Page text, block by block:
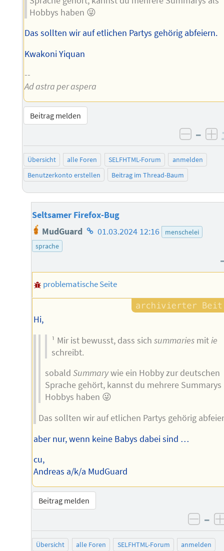
Hobbys haben 😜
Das sollten wir auf etlichen Partys gehörig abfeiern.
Kwakoni Yiquan
--
Ad astra per aspera
Beitrag melden
–
Übersicht alle Foren SELFHTML-Forum
anmelden
Benutzerkonto erstellen
Beitrag im Thread-Baum
Seltsamer Firefox-Bug
MudGuard Homepage
01.03.2024 12:16
menschelei
sprache
problematische Seite
Hi,
¹ Mir ist bewusst, dass sichsummaries mitie
schreibt.
sobald Summarywie ein Hobby zur deutschen
Sprache gehört, kannst du mehrere Summarys
Hobbys haben 😜
Das sollten wir auf etlichen Partys gehörig
aber nur, wenn keine Babys dabei sind …
cu,
Andreas a/k/a MudGuard
Beitrag melden
–
Übersicht alle Foren SELFHTML-Forum
anmelden